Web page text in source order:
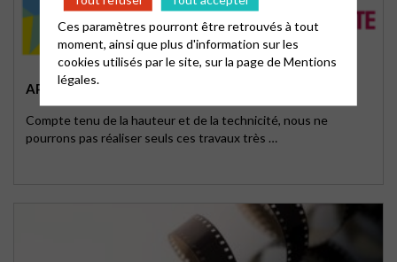
APPEL AUX DONS POUR RÉFECTION DU TEMPLE
Compte tenu de la hauteur et de la technicité, nous ne
pourrons pas réaliser seuls ces travaux très …
Ces paramètres pourront être retrouvés à tout
moment, ainsi que plus d'information sur les
cookies utilisés par le site, sur la page deMentions
légales.